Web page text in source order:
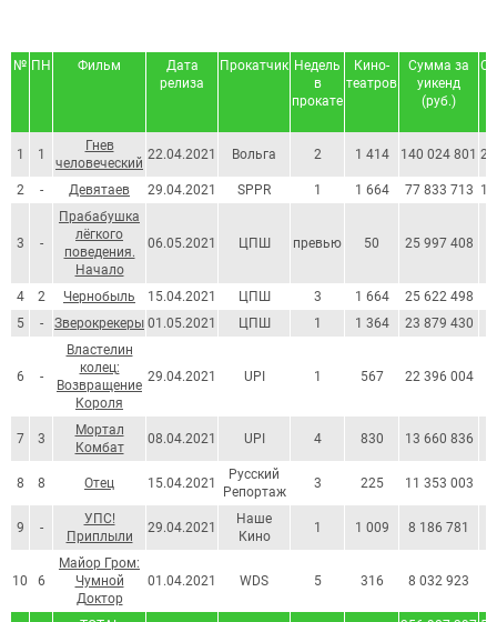
№ ПН Фильм
Дата
релиза
Прокатчик Недель
в
прокате
Кино-
театров
Сумма за
уикенд
(руб.)
1 1
Гнев
человеческий
22.04.2021 Вольга 2 1 414 140 024 801 2
2 - Девятаев 29.04.2021 SPPR 1 1 664 77 833 713 1
3 -
Прабабушка
лёгкого
поведения.
Начало
06.05.2021 ЦПШ превью 50 25 997 408
4 2 Чернобыль 15.04.2021 ЦПШ 3 1 664 25 622 498
5
- Зверокрекеры 01.05.2021 ЦПШ 1 1 364 23 879 430
6 -
Властелин
колец:
Возвращение
Короля
29.04.2021 UPI 1 567 22 396 004
7 3
Мортал
Комбат
08.04.2021 UPI 4 830 13 660 836
8 8 Отец 15.04.2021
Русский
Репортаж
3 225 11 353 003
9 -
УПС!
Приплыли
29.04.2021
Наше
Кино
1 1 009 8 186 781
10 6
Майор Гром:
Чумной
Доктор
01.04.2021 WDS 5 316 8 032 923